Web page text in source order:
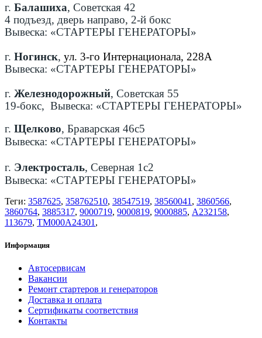
г. Балашиха, Советская 42
4 подъезд, дверь направо, 2-й бокс
Вывеска: «СТАРТЕРЫ ГЕНЕРАТОРЫ»
г. Ногинск, ул. 3-го Интернационала, 228А
Вывеска: «СТАРТЕРЫ ГЕНЕРАТОРЫ»
г. Железнодорожный, Советская 55
19-бокс, Вывеска: «СТАРТЕРЫ ГЕНЕРАТОРЫ»
г. Щелково, Браварская 46с5
Вывеска: «СТАРТЕРЫ ГЕНЕРАТОРЫ»
г. Электросталь, Северная 1с2
Вывеска: «СТАРТЕРЫ ГЕНЕРАТОРЫ»
Теги: 3587625, 358762510, 38547519, 38560041 , 3860566,
3860764, 3885317, 9000719, 9000819, 9000885, A232158,
113679, TM000A24301 ,
Информация
Автосервисам
Вакансии
Ремонт стартеров и генераторов
Доставка и оплата
Сертификаты соответствия
Контакты